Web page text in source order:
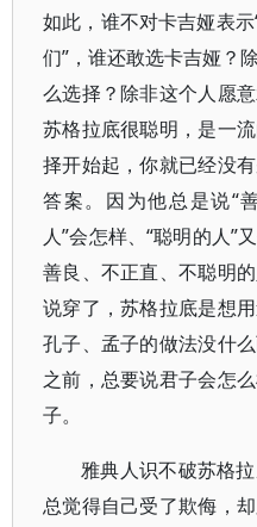
如此，谁不对卡吉娅表
们”，谁还敢选卡吉娅？
么选择？除非这个人愿
苏格拉底很聪明，是一
择开始起，你就已经没
答案。因为他总是说“
人”会怎样、“聪明的人”
善良、不正直、不聪明
说穿了，苏格拉底是想
孔子、孟子的做法没什
之前，总要说君子会怎
子。
雅典人识不破苏格
总觉得自己受了欺侮，